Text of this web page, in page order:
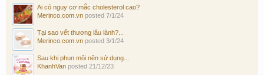
Ai có nguy cơ mắc cholesterol cao?
Merinco.com.vn posted 7/1/24
Tại sao vết thương lâu lành?...
Merinco.com.vn posted 3/1/24
Sau khi phun môi nên sử dụng...
KhanhVan posted 21/12/23